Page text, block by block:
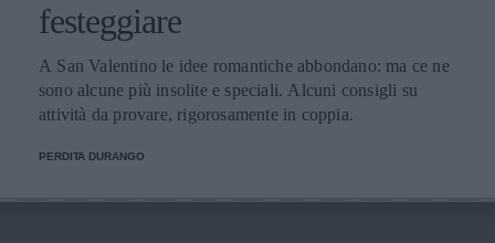
festeggiare
A San Valentino le idee romantiche abbondano: ma ce ne
sono alcune più insolite e speciali. Alcuni consigli su
attività da provare, rigorosamente in coppia.
PERDITA DURANGO